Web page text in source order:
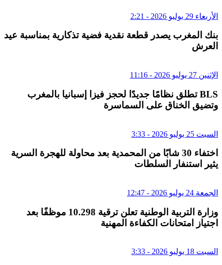
الأربعاء 29 يوليو 2026 - 2:21
بنك المغرب يصدر قطعة نقدية فضية تذكارية بمناسبة عيد
العرش
الإثنين 27 يوليو 2026 - 11:16
BLS تطلق نظامًا جديدًا لحجز فيزا إسبانيا بالمغرب
وتضيق الخناق على السماسرة
السبت 25 يوليو 2026 - 3:33
اختفاء 30 شابًا من المحمدية بعد محاولة للهجرة السرية
يثير استنفار السلطات
الجمعة 24 يوليو 2026 - 12:47
وزارة التربية الوطنية تعلن ترقية 10.298 موظفًا بعد
اجتياز امتحانات الكفاءة المهنية
السبت 18 يوليو 2026 - 3:33